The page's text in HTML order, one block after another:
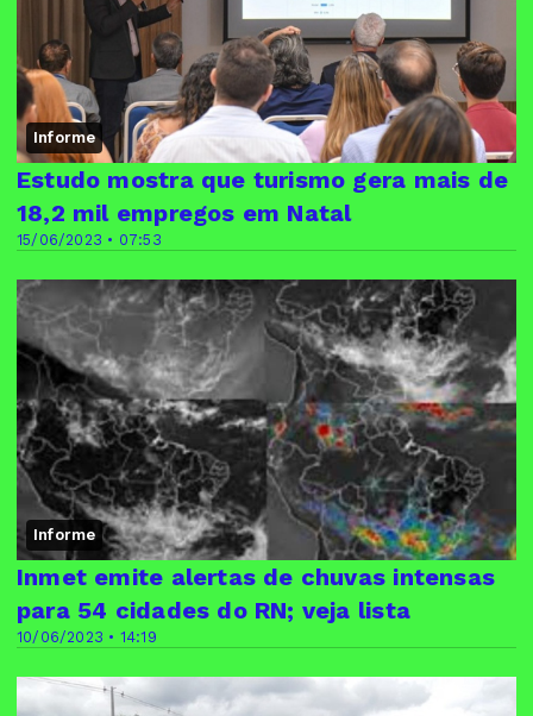
Informe
15/06/2023 • 07:53
Estudo mostra que turismo gera mais de
18,2 mil empregos em Natal
Informe
10/06/2023 • 14:19
Inmet emite alertas de chuvas intensas
para 54 cidades do RN; veja lista